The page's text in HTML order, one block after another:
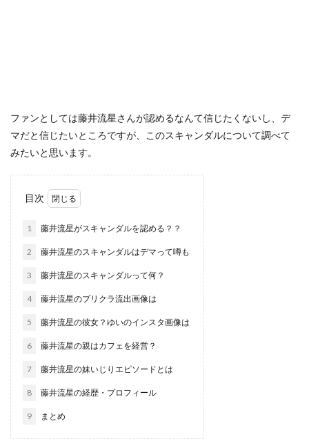
ファンとしては藤井流星さんが認めるなんて信じたくないし、デ
マだと信じたいところですが、このスキャンダルについて調べて
みたいと思います。
目次
1 藤井流星がスキャンダルを認める？？
2 藤井流星のスキャンダルはデマって噂も
3 藤井流星のスキャンダルって何？
4 藤井流星のプリクラ流出画像は
5 藤井流星の彼女？ゆいのインスタ画像は
6 藤井流星の親はカフェを経営？
7 藤井流星の妹いじりエピソードとは
8 藤井流星の経歴・プロフィール
9 まとめ